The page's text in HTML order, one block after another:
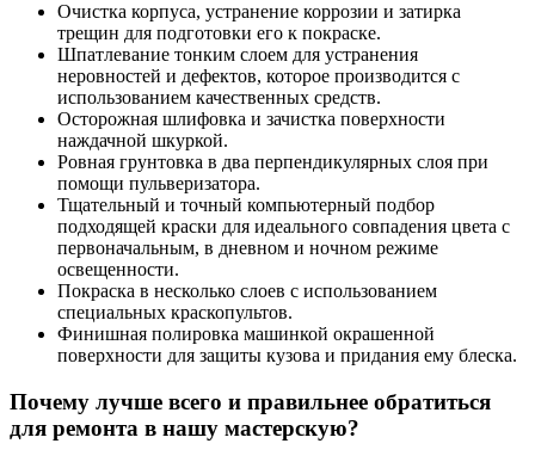
Очистка корпуса, устранение коррозии и затирка
трещин для подготовки его к покраске.
Шпатлевание тонким слоем для устранения
неровностей и дефектов, которое производится с
использованием качественных средств.
Осторожная шлифовка и зачистка поверхности
наждачной шкуркой.
Ровная грунтовка в два перпендикулярных слоя при
помощи пульверизатора.
Тщательный и точный компьютерный подбор
подходящей краски для идеального совпадения цвета с
первоначальным, в дневном и ночном режиме
освещенности.
Покраска в несколько слоев с использованием
специальных краскопультов.
Финишная полировка машинкой окрашенной
поверхности для защиты кузова и придания ему блеска.
Почему лучше всего и правильнее обратиться
для ремонта в нашу мастерскую?